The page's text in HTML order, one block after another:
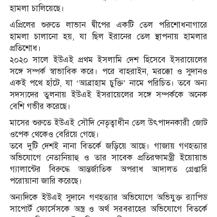
হামলা চালিয়েছে।
এপ্রিলের শুরুতে লাভান দ্বীপের একটি তেল পরিশোধনাগারে
হামলা চালানো হয়, যা ছিল ইরানের তেল স্থাপনায় হামলার
প্রতিশোধ।
২০২০ সালে ইউএই প্রথম ইসলামি দেশ হিসেবে ইসরায়েলের
সঙ্গে সম্পর্ক স্বাভাবিক করে। পরে বাহরাইন, মরক্কো ও সুদানও
একই পথে হাঁটে, যা ‘আব্রাহাম চুক্তি’ নামে পরিচিত। তবে অন্য
সদস্যদের তুলনায় ইউএই ইসরায়েলের সঙ্গে সম্পর্ককে অনেক
বেশি গভীর করেছে।
মাসের শুরুতে ইউএই সৌদি নেতৃত্বাধীন তেল উৎপাদনকারী জোট
ওপেক থেকেও বেরিয়ে গেছে।
তবে দুটি দেশই নানা বিতর্কে জড়িয়ে আছে। গাজায় গণহত্যার
অভিযোগে নেতানিয়াহু ও তার সাবেক প্রতিরক্ষামন্ত্রী ইয়োয়াভ
গ্যালান্টের বিরুদ্ধে আন্তর্জাতিক অপরাধ আদালত গ্রেপ্তারি
পরোয়ানা জারি করেছে।
অন্যদিকে ইউএই সুদানে গণহত্যার অভিযোগে অভিযুক্ত র‍্যাপিড
সাপোর্ট ফোর্সেসকে অস্ত্র ও অর্থ সরবরাহের অভিযোগে বিতর্কে